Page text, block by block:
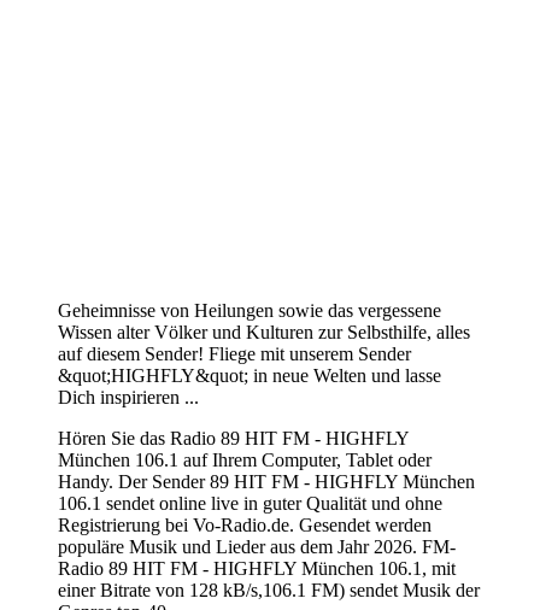
Geheimnisse von Heilungen sowie das vergessene
Wissen alter Völker und Kulturen zur Selbsthilfe, alles
auf diesem Sender! Fliege mit unserem Sender
&quot;HIGHFLY&quot; in neue Welten und lasse
Dich inspirieren ...
Hören Sie das Radio 89 HIT FM - HIGHFLY
München 106.1 auf Ihrem Computer, Tablet oder
Handy. Der Sender 89 HIT FM - HIGHFLY München
106.1 sendet online live in guter Qualität und ohne
Registrierung bei Vo-Radio.de. Gesendet werden
populäre Musik und Lieder aus dem Jahr 2026. FM-
Radio 89 HIT FM - HIGHFLY München 106.1, mit
einer Bitrate von 128 kB/s,106.1 FM) sendet Musik der